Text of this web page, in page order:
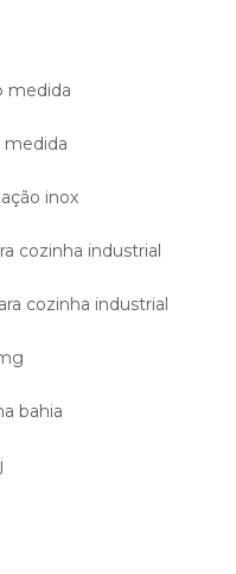
medida
medida
inox
cozinha industrial
cozinha industrial
bahia